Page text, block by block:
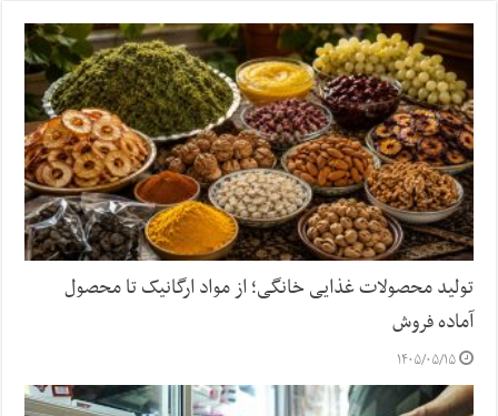
تولید محصولات غذایی خانگی؛ از مواد ارگانیک تا محصول
آماده فروش
۱۴۰۵/۰۵/۱۵